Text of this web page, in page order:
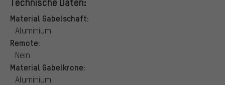
Material Gabelschaft:
Aluminium
Remote:
Nein
Material Gabelkrone:
Aluminium